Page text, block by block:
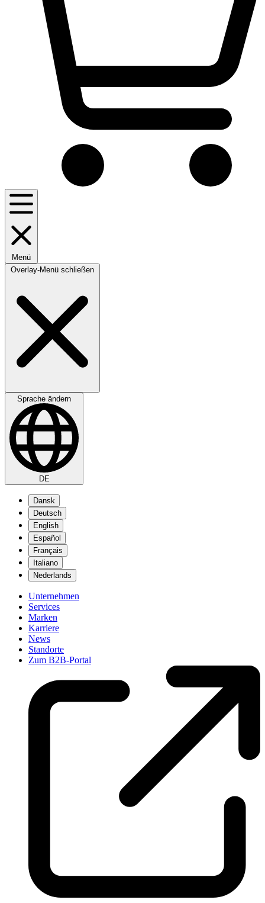
Menü
Overlay-Menü schließen
Sprache ändern
DE
Dansk
Deutsch
English
Español
Français
Italiano
Nederlands
Unternehmen
Services
Marken
Karriere
News
Standorte
Zum B2B-Portal